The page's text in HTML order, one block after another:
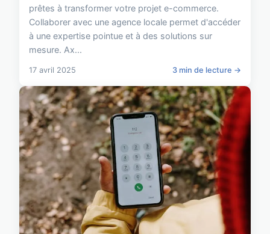
prêtes à transformer votre projet e-commerce.
Collaborer avec une agence locale permet d'accéder
à une expertise pointue et à des solutions sur
mesure. Ax...
17 avril 2025 3 min de lecture →